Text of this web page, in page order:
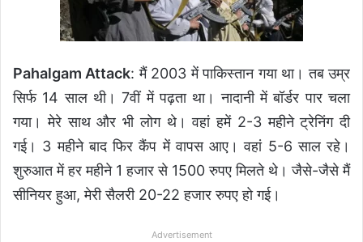
Pahalgam Attack: मैं 2003 में पाकिस्तान गया था। तब उम्र
सिर्फ 14 साल थी। 7वीं में पढ़ता था। नादानी में बॉर्डर पार चला
गया। मेरे साथ और भी लोग थे। वहां हमें 2-3 महीने ट्रेनिंग दी
गई। 3 महीने बाद फिर कैंप में वापस आए। वहां 5-6 साल रहे।
शुरुआत में हर महीने 1 हजार से 1500 रुपए मिलते थे। जैसे-जैसे मैं
सीनियर हुआ, मेरी सैलरी 20-22 हजार रुपए हो गई।
Advertisement